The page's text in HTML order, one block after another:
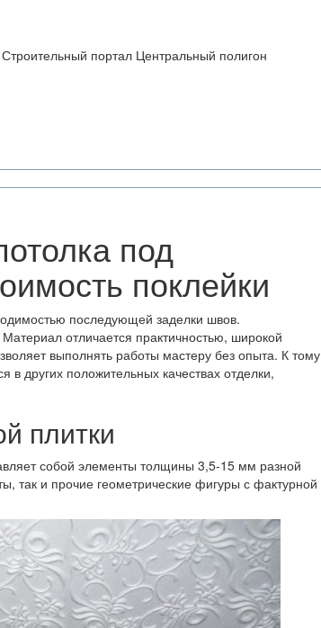
Строительный портал Центральный полигон
под
поклейки
последующей заделки швов.
отличается практичностью, широкой
выполнять работы мастеру без опыта. К тому
в других положительных качествах отделки,
плитки
собой элементы толщины 3,5-15 мм разной
так и прочие геометрические фигуры с фактурной